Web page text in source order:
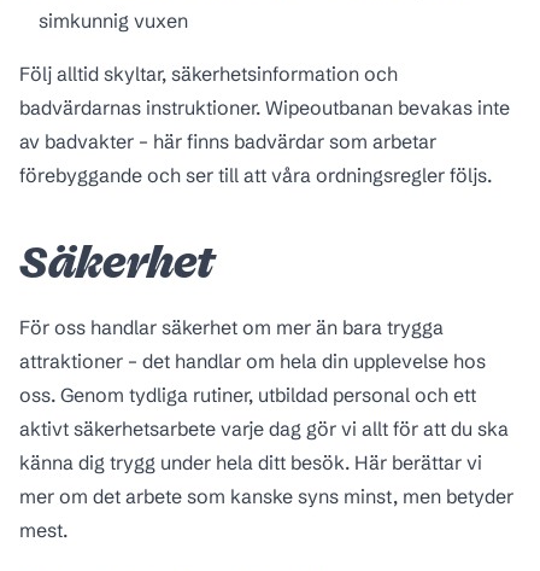
simkunnig vuxen
Följ alltid skyltar, säkerhetsinformation och
badvärdarnas instruktioner. Wipeoutbanan bevakas inte
av badvakter – här finns badvärdar som arbetar
förebyggande och ser till att våra ordningsregler följs.
Säkerhet
För oss handlar säkerhet om mer än bara trygga
attraktioner – det handlar om hela din upplevelse hos
oss. Genom tydliga rutiner, utbildad personal och ett
aktivt säkerhetsarbete varje dag gör vi allt för att du ska
känna dig trygg under hela ditt besök. Här berättar vi
mer om det arbete som kanske syns minst, men betyder
mest.